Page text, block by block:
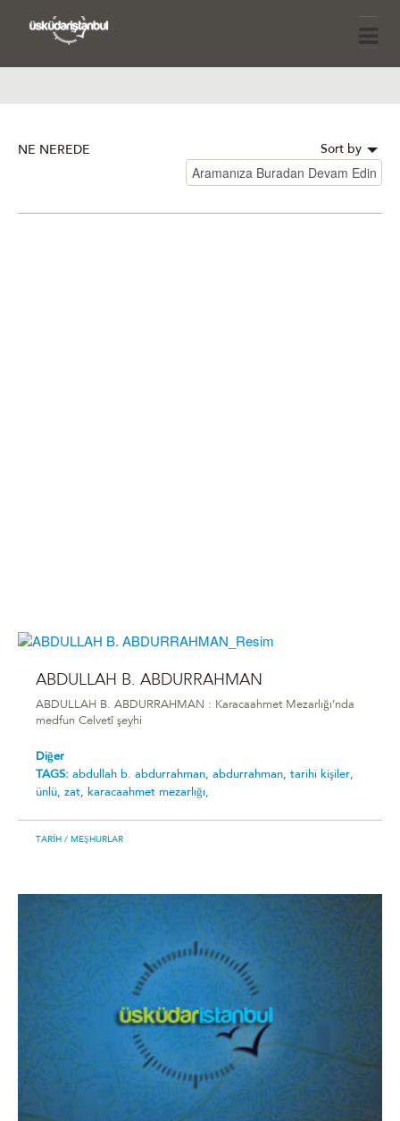
NE NEREDE Sort by
ABDULLAH B. ABDURRAHMAN
ABDULLAH B. ABDURRAHMAN : Karacaahmet Mezarlığı’nda
medfun Celvetî şeyhi
Diğer
TAGS: abdullah b. abdurrahman, abdurrahman, tarihi kişiler,
ünlü, zat, karacaahmet mezarlığı,
TARIH / MEŞHURLAR